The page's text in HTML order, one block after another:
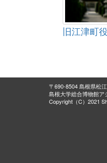
旧江津町
〒690-8504 島根県松
島根大学総合博物館ア
Copyright（C）2021